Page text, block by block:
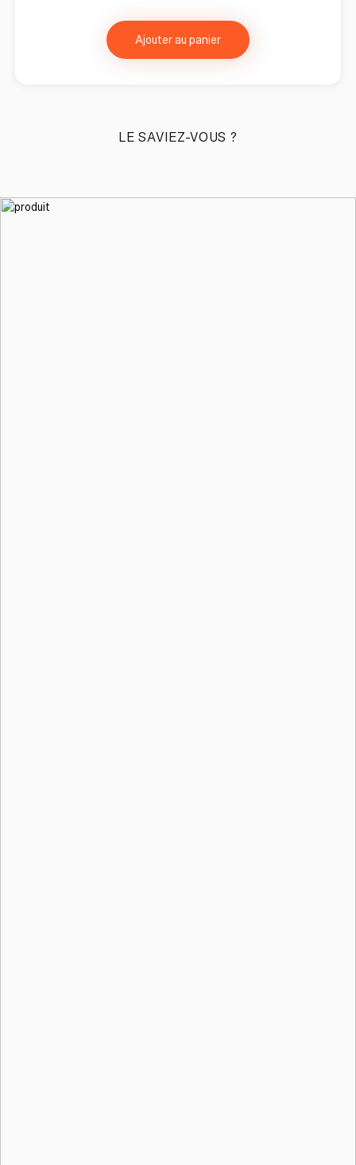
Ajouter au panier
LE SAVIEZ-VOUS ?